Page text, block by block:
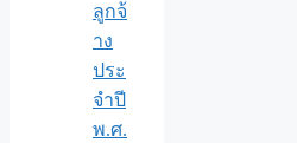
ลูกจ้
าง
ประ
จำปี
พ.ศ.​